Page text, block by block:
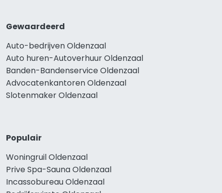
Gewaardeerd
Auto-bedrijven Oldenzaal
Auto huren-Autoverhuur Oldenzaal
Banden-Bandenservice Oldenzaal
Advocatenkantoren Oldenzaal
Slotenmaker Oldenzaal
Populair
Woningruil Oldenzaal
Prive Spa-Sauna Oldenzaal
Incassobureau Oldenzaal